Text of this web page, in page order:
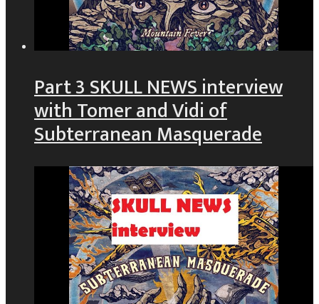
Part 3 SKULL NEWS interview
with Tomer and Vidi of
Subterranean Masquerade